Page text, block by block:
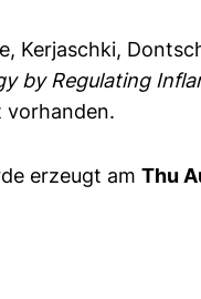
, Kerjaschki,
by Regulating
vorhanden.
erzeugt am Thu